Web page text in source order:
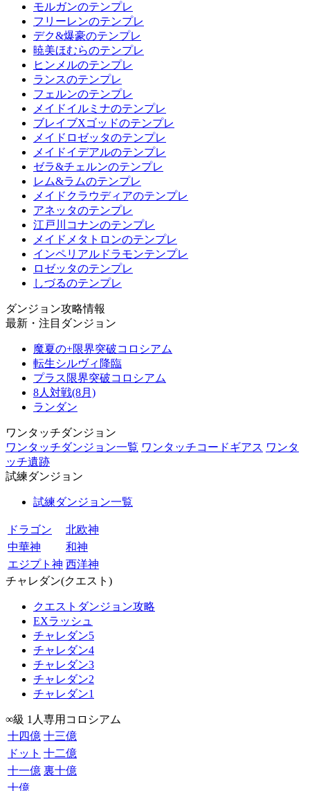
モルガンのテンプレ
フリーレンのテンプレ
デク&爆豪のテンプレ
暁美ほむらのテンプレ
ヒンメルのテンプレ
ランスのテンプレ
フェルンのテンプレ
メイドイルミナのテンプレ
ブレイブXゴッドのテンプレ
メイドロゼッタのテンプレ
メイドイデアルのテンプレ
ゼラ&チェルンのテンプレ
レム&ラムのテンプレ
メイドクラウディアのテンプレ
アネッタのテンプレ
江戸川コナンのテンプレ
メイドメタトロンのテンプレ
インペリアルドラモンテンプレ
ロゼッタのテンプレ
しづるのテンプレ
ダンジョン攻略情報
最新・注目ダンジョン
魔夏の+限界突破コロシアム
転生シルヴィ降臨
プラス限界突破コロシアム
8人対戦(8月)
ランダン
ワンタッチダンジョン
ワンタッチダンジョン一覧 ワンタッチコードギアス ワンタ
ッチ遺跡
試練ダンジョン
試練ダンジョン一覧
ドラゴン
北欧神
中華神
和神
エジプト神 西洋神
チャレダン(クエスト)
クエストダンジョン攻略
EXラッシュ
チャレダン5
チャレダン4
チャレダン3
チャレダン2
チャレダン1
∞級 1人専用コロシアム
十四億 十三億
ドット 十二億
十一億 裏十億
十億